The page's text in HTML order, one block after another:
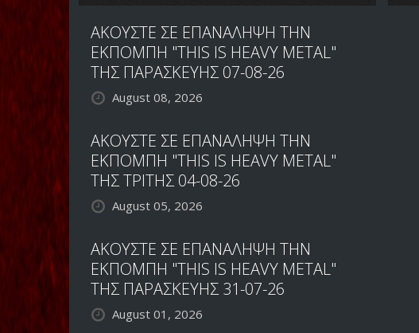
ΑΚΟΥΣΤΕ ΣΕ ΕΠΑΝΑΛΗΨΗ ΤΗΝ
ΕΚΠΟΜΠΗ "THIS IS HEAVY METAL"
ΤΗΣ ΠΑΡΑΣΚΕΥΗΣ 07-08-26
August 08, 2026
ΑΚΟΥΣΤΕ ΣΕ ΕΠΑΝΑΛΗΨΗ ΤΗΝ
ΕΚΠΟΜΠΗ "THIS IS HEAVY METAL"
ΤΗΣ ΤΡΙΤΗΣ 04-08-26
August 05, 2026
ΑΚΟΥΣΤΕ ΣΕ ΕΠΑΝΑΛΗΨΗ ΤΗΝ
ΕΚΠΟΜΠΗ "THIS IS HEAVY METAL"
ΤΗΣ ΠΑΡΑΣΚΕΥΗΣ 31-07-26
August 01, 2026